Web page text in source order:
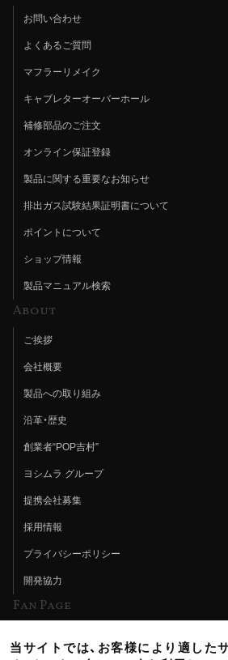
お問い合わせ
よくあるご質問
マフラーリメイク
キャブレターオーバーホール
補修部品のご注文
オンライン保証登録
製品に関する重要なお知らせ
排出ガス試験結果証明書について
ポイントについて
ショップ情報
製品マニュアル検索
About
ご挨拶
会社概要
製品への取り組み
沿革・歴史
創業者“POP吉村”
ヨシムラ グループ
提携会社募集
採用情報
プライバシーポリシー
開発協力
Fan Page
当サイトでは、お客様により適した